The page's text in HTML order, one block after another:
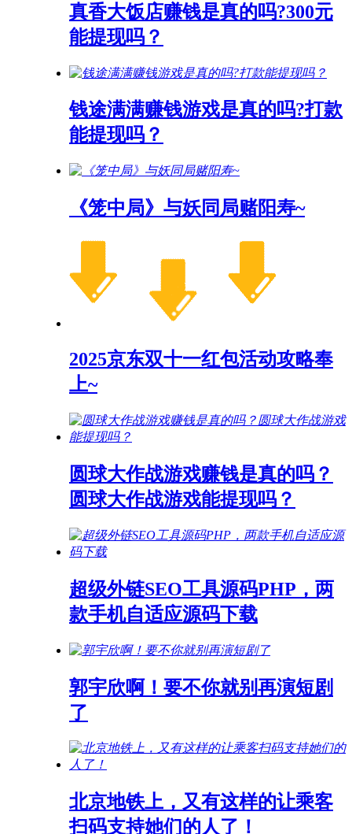
真香大饭店赚钱是真的吗?300元
能提现吗？
钱途满满赚钱游戏是真的吗?打款
能提现吗？
《笼中局》与妖同局赌阳寿~
2025京东双十一红包活动攻略奉
上~
圆球大作战游戏赚钱是真的吗？
圆球大作战游戏能提现吗？
超级外链SEO工具源码PHP，两
款手机自适应源码下载
郭宇欣啊！要不你就别再演短剧
了
北京地铁上，又有这样的让乘客
扫码支持她们的人了！